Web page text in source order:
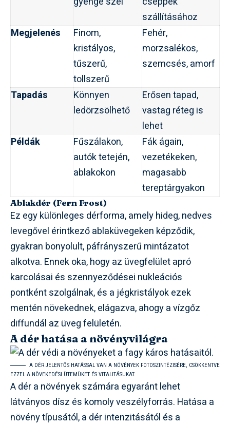
szállításához
Megjelenés
Finom,
kristályos,
tűszerű,
tollszerű
Fehér,
morzsalékos,
szemcsés, amorf
Tapadás
Könnyen
ledörzsölhető
Erősen tapad,
vastag réteg is
lehet
Példák
Fűszálakon,
autók tetején,
ablakokon
Fák ágain,
vezetékeken,
magasabb
tereptárgyakon
Ablakdér (Fern Frost)
Ez egy különleges dérforma, amely hideg, nedves
levegővel érintkező ablaküvegeken képződik,
gyakran bonyolult, páfrányszerű mintázatot
alkotva. Ennek oka, hogy az üvegfelület apró
karcolásai és szennyeződései nukleációs
pontként szolgálnak, és a jégkristályok ezek
mentén növekednek, elágazva, ahogy a vízgőz
diffundál az üveg felületén.
A dér hatása a növényvilágra
A DÉR JELENTŐS HATÁSSAL VAN A NÖVÉNYEK FOTOSZINTÉZISÉRE, CSÖKKENTVE
EZZEL A NÖVEKEDÉSI ÜTEMÜKET ÉS VITALITÁSUKAT.
A dér a növények számára egyaránt lehet
látványos dísz és komoly veszélyforrás. Hatása a
növény típusától, a dér intenzitásától és a